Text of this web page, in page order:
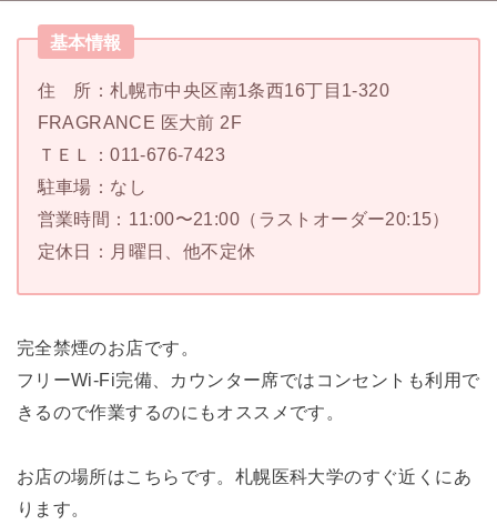
基本情報
住 所：札幌市中央区南1条西16丁目1-320
FRAGRANCE 医大前 2F
ＴＥＬ：011-676-7423
駐車場：なし
営業時間：11:00〜21:00（ラストオーダー20:15）
定休日：月曜日、他不定休
完全禁煙のお店です。
フリーWi-Fi完備、カウンター席ではコンセントも利用で
きるので作業するのにもオススメです。
お店の場所はこちらです。札幌医科大学のすぐ近くにあ
ります。